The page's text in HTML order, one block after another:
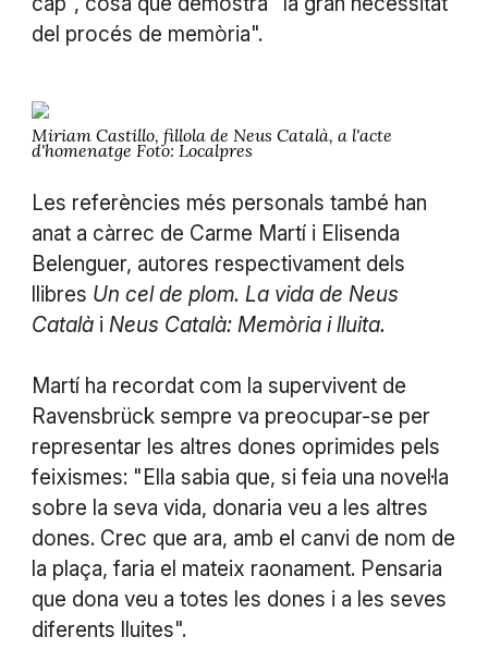
del procés de memòria".
Miriam Castillo, fillola de Neus Català, a l'acte
d'homenatge Foto: Localpres
Les referències més personals també han
anat a càrrec de Carme Martí i Elisenda
Belenguer, autores respectivament dels
llibres Un cel de plom. La vida de Neus
Català i Neus Català: Memòria i lluita.
Martí ha recordat com la supervivent de
Ravensbrück sempre va preocupar-se per
representar les altres dones oprimides pels
feixismes: "Ella sabia que, si feia una novel·la
sobre la seva vida, donaria veu a les altres
dones. Crec que ara, amb el canvi de nom de
la plaça, faria el mateix raonament. Pensaria
que dona veu a totes les dones i a les seves
diferents lluites".